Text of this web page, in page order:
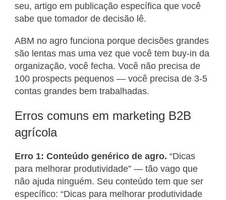
seu, artigo em publicação específica que você
sabe que tomador de decisão lê.
ABM no agro funciona porque decisões grandes
são lentas mas uma vez que você tem buy-in da
organização, você fecha. Você não precisa de
100 prospects pequenos — você precisa de 3-5
contas grandes bem trabalhadas.
Erros comuns em marketing B2B
agrícola
Erro 1: Conteúdo genérico de agro. “Dicas
para melhorar produtividade” — tão vago que
não ajuda ninguém. Seu conteúdo tem que ser
específico: “Dicas para melhorar produtividade